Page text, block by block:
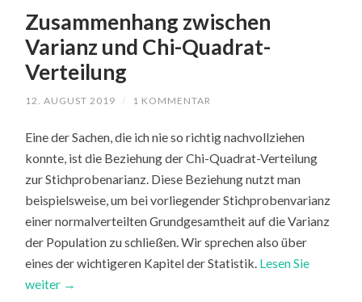
Zusammenhang zwischen
Varianz und Chi-Quadrat-
Verteilung
12. AUGUST 2019 / 1 KOMMENTAR
Eine der Sachen, die ich nie so richtig nachvollziehen
konnte, ist die Beziehung der Chi-Quadrat-Verteilung
zur Stichprobenarianz. Diese Beziehung nutzt man
beispielsweise, um bei vorliegender Stichprobenvarianz
einer normalverteilten Grundgesamtheit auf die Varianz
der Population zu schließen. Wir sprechen also über
eines der wichtigeren Kapitel der Statistik. Lesen Sie
weiter →